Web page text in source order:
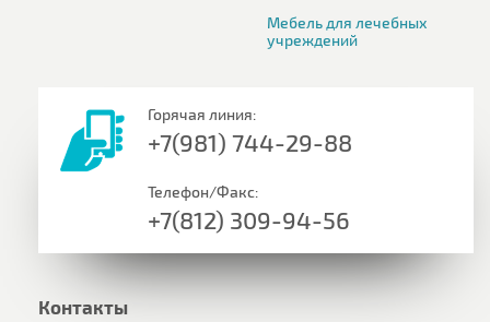
Мебель для лечебных
учреждений
Горячая линия:
+7(981) 744-29-88
Телефон/Факс:
+7(812) 309-94-56
Контакты